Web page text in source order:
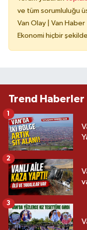
ve tüm sorumluluğu
Van Olay | Van Haber
Ekonomi hiçbir
Trend Haberler
1
2
3